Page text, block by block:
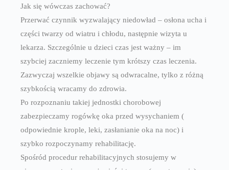
Jak się wówczas zachować?
Przerwać czynnik wyzwalający niedowład – osłona ucha i
części twarzy od wiatru i chłodu, następnie wizyta u
lekarza. Szczególnie u dzieci czas jest ważny – im
szybciej zaczniemy leczenie tym krótszy czas leczenia.
Zazwyczaj wszelkie objawy są odwracalne, tylko z różną
szybkością wracamy do zdrowia.
Po rozpoznaniu takiej jednostki chorobowej
zabezpieczamy rogówkę oka przed wysychaniem (
odpowiednie krople, leki, zasłanianie oka na noc) i
szybko rozpoczynamy rehabilitację.
Spośród procedur rehabilitacyjnych stosujemy w